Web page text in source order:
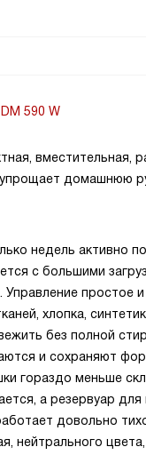
590 W
вместительная,
домашнюю
недель активно
с большими
простое
хлопка,
без полной
и сохраняют
гораздо меньше
а резервуар
довольно
нейтрального